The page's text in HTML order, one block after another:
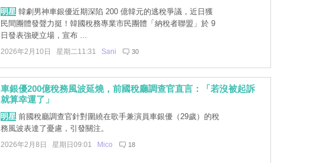
明星韓劇男神車銀優近期深陷 200 億韓元的逃稅爭議，近日獲
民間團體發聲力挺！韓國稅務專業市民團體「納稅者聯盟」於 9
日發表強硬立場，宣布 ...
2026年2月10日 星期二11:31 Sani 30
車銀優200億稅務風波延燒，前國稅廳調查官直言：「若沒被起訴
就算幸運了」
明星前國稅廳調查官針對圍繞在歌手兼演員車銀優（29歲）的稅
務風波表達了憂慮，引發關注。
2026年2月8日 星期日09:01 Mico 18